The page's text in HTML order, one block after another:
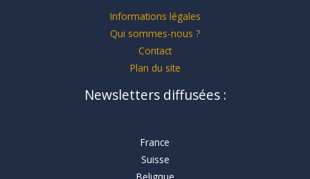
Informations légales
Qui sommes-nous ?
Contact
Plan du site
Newsletters diffusées :
France
Suisse